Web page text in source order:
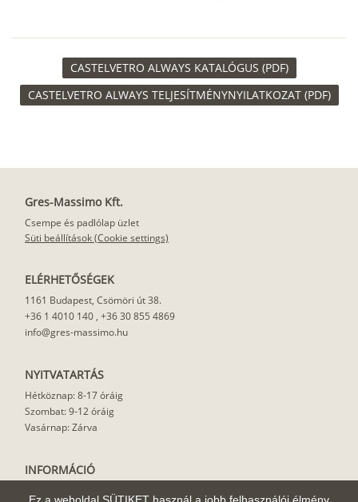
CASTELVETRO ALWAYS KATALÓGUS (PDF)
CASTELVETRO ALWAYS TELJESÍTMÉNYNYILATKOZAT (PDF)
Gres-Massimo Kft.
Csempe és padlólap üzlet
Süti beállítások (Cookie settings)
ELÉRHETŐSÉGEK
1161 Budapest, Csömöri út 38.
+36 1 4010 140 , +36 30 855 4869
info@gres-massimo.hu
NYITVATARTÁS
Hétköznap: 8-17 óráig
Szombat: 9-12 óráig
Vasárnap: Zárva
INFORMÁCIÓ